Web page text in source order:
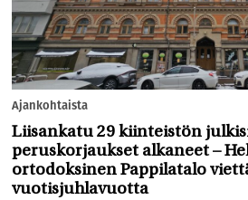
Ajankohtaista
Liisankatu 29 kiinteistön
peruskorjaukset alkaneet –
ortodoksinen Pappilatalo
vuotisjuhlavuotta